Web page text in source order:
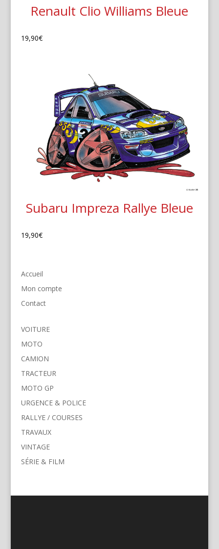
Renault Clio Williams Bleue
19,90€
Subaru Impreza Rallye Bleue
19,90€
Accueil
Mon compte
Contact
VOITURE
MOTO
CAMION
TRACTEUR
MOTO GP
URGENCE & POLICE
RALLYE / COURSES
TRAVAUX
VINTAGE
SÉRIE & FILM